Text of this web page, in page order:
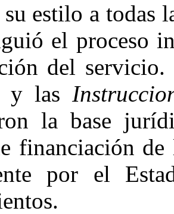
estilo a todas
el proceso
del
y las
la base
financiación
por el